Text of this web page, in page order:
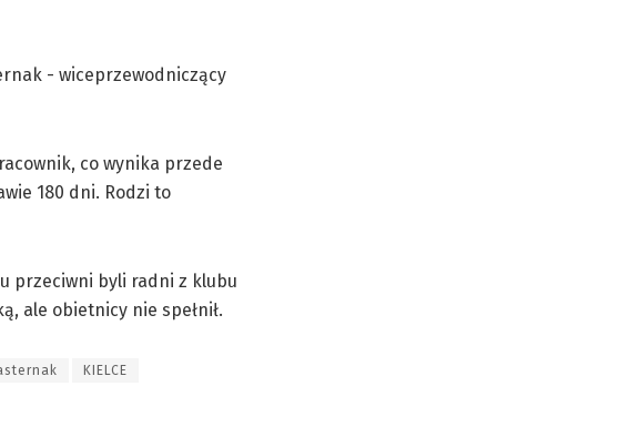
co wynika przede
180 dni. Rodzi to
przeciwni byli radni z klubu
ale obietnicy nie spełnił.
KIELCE